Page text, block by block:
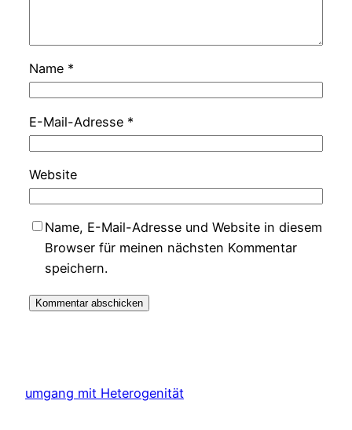
Name *
E-Mail-Adresse *
Website
Name, E-Mail-Adresse und Website in diesem
Browser für meinen nächsten Kommentar
speichern.
umgang mit Heterogenität